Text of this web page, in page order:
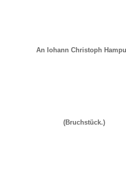
An Iohann Christoph
(Bruchstück.)